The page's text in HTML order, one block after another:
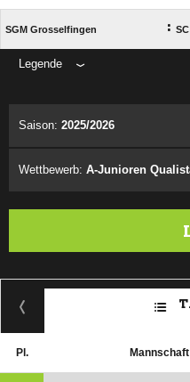
SGM Grosselfingen :
Legende
Saison: 2025/2026
Wettbewerb: A-Junioren
Pl. Mannschaft